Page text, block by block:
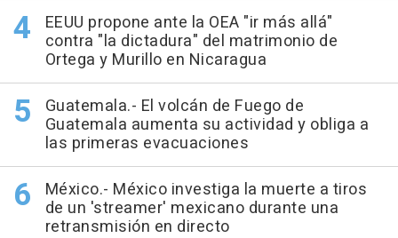
EEUU propone ante la OEA "ir más allá"
contra "la dictadura" del matrimonio de
Ortega y Murillo en Nicaragua
Guatemala.- El volcán de Fuego de
Guatemala aumenta su actividad y obliga a
las primeras evacuaciones
México.- México investiga la muerte a tiros
de un 'streamer' mexicano durante una
retransmisión en directo